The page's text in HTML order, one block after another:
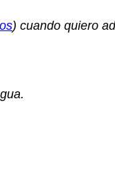
) cuando quiero